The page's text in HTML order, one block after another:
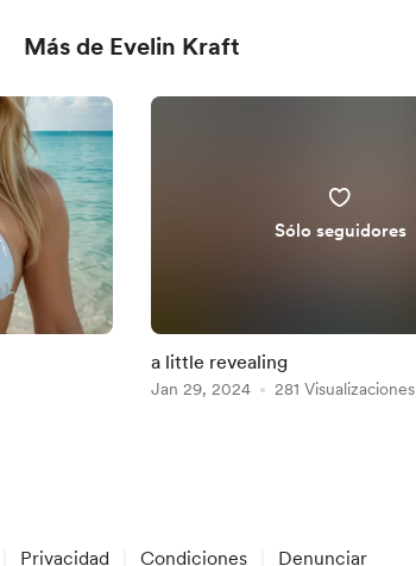
Más de Evelin Kraft
Sólo seguidores
a little revealing
Jan 29, 2024 281 Visualizaciones
Privacidad Condiciones Denunciar